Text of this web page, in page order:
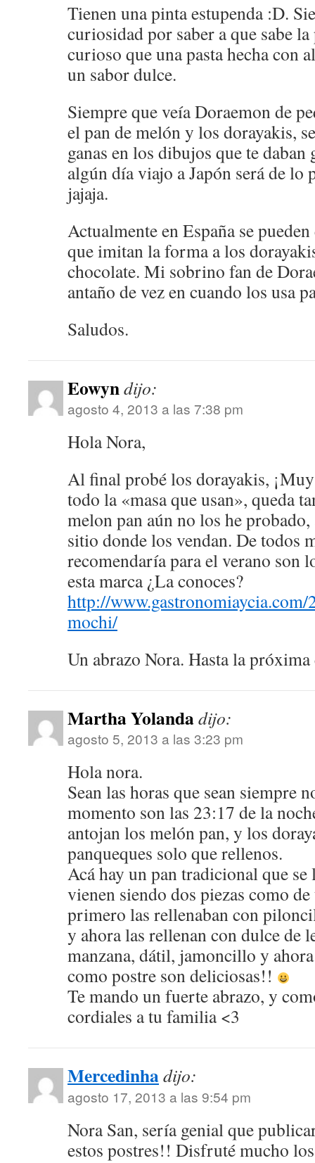
Tienen una pinta estupenda :D.
curiosidad por saber a que sabe la
curioso que una pasta hecha con
un sabor dulce.
Siempre que veía Doraemon de
el pan de melón y los dorayakis,
ganas en los dibujos que te daban
algún día viajo a Japón será de lo
jajaja.
Actualmente en España se
que imitan la forma a los
chocolate. Mi sobrino fan de
antaño de vez en cuando los usa
Saludos.
Eowyndijo:
agosto 4, 2013 a las 7:38 pm
Hola Nora,
Al final probé los dorayakis,
todo la «masa que usan», queda
melon pan aún no los he
sitio donde los vendan. De todos
recomendaría para el verano son
esta marca ¿La conoces?
http://
mochi/
Un abrazo Nora. Hasta la
Martha Yolandadijo:
agosto 5, 2013 a las 3:23 pm
Hola nora.
Sean las horas que sean siempre
momento son las 23:17 de la
antojan los melón pan, y los
panqueques solo que rellenos.
Acá hay un pan tradicional que se
vienen siendo dos piezas como
primero las rellenaban con
y ahora las rellenan con dulce de
manzana, dátil, jamoncillo y
como postre son deliciosas!!
Te mando un fuerte abrazo, y
cordiales a tu familia <3
Mercedinhadijo:
agosto 17, 2013 a las 9:54 pm
Nora San, sería genial que
estos postres!! Disfruté mucho